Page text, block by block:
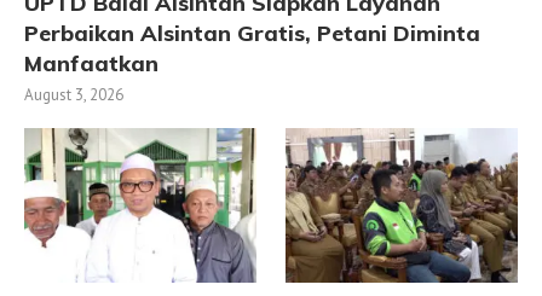
Perbaikan Alsintan Gratis, Petani Diminta
Manfaatkan
August 3, 2026